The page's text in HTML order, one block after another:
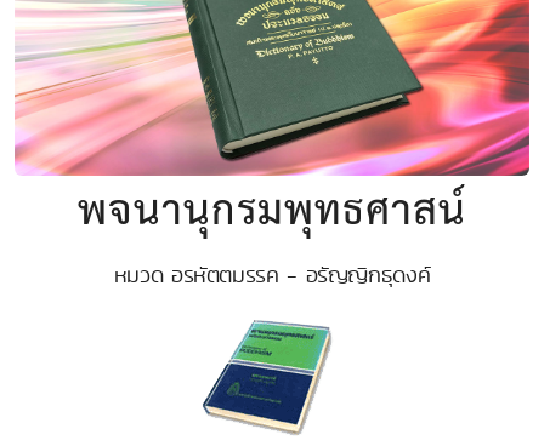
พจนานุกรมพุทธศาสน์
หมวด อรหัตตมรรค - อรัญญิกธุดงค์